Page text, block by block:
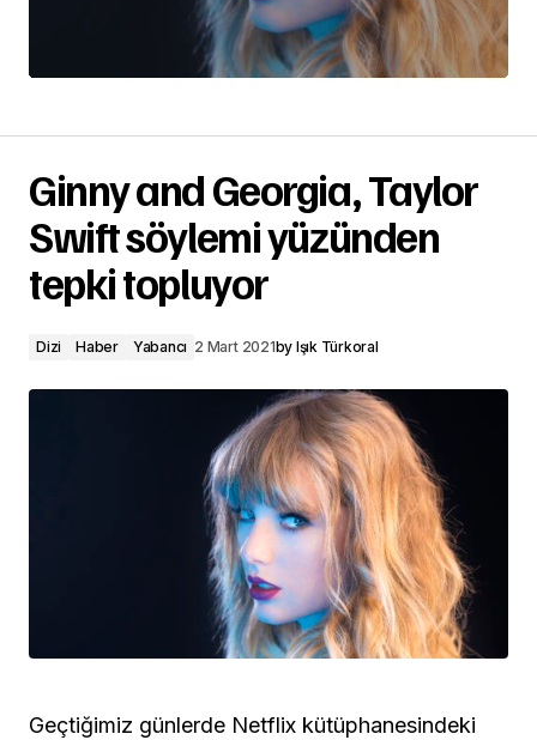
Ginny and Georgia, Taylor
Swift söylemi yüzünden
tepki topluyor
Dizi Haber Yabancı 2 Mart 2021by Işık Türkoral
Geçtiğimiz günlerde Netflix kütüphanesindeki